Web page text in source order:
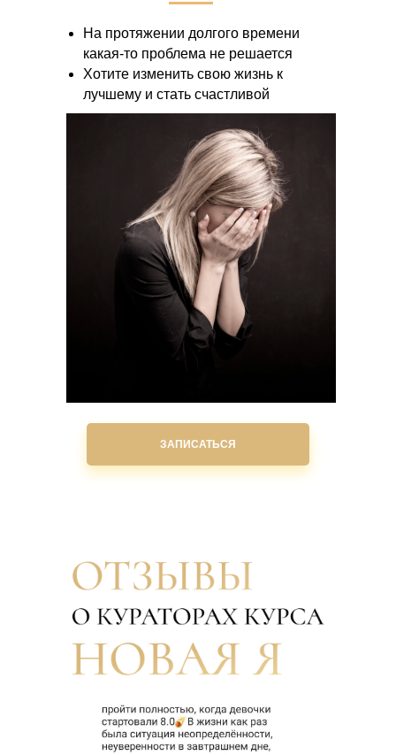
На протяжении долгого времени
какая-то проблема не решается
Хотите изменить свою жизнь к
лучшему и стать счастливой
ЗАПИСАТЬСЯ